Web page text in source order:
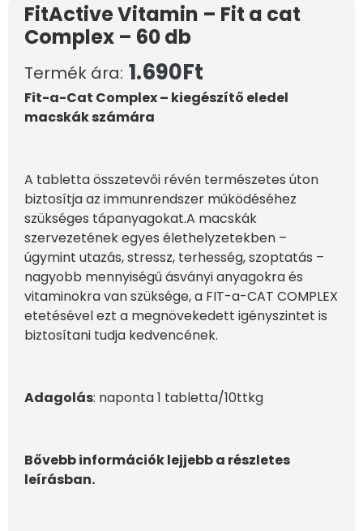
FitActive Vitamin – Fit a cat
Complex – 60 db
Termék ára: 1.690Ft
Fit-a-Cat Complex – kiegészítő eledel
macskák számára
A tabletta összetevői révén természetes úton
biztosítja az immunrendszer működéséhez
szükséges tápanyagokat.A macskák
szervezetének egyes élethelyzetekben –
úgymint utazás, stressz, terhesség, szoptatás –
nagyobb mennyiségű ásványi anyagokra és
vitaminokra van szüksége, a FIT-a-CAT COMPLEX
etetésével ezt a megnövekedett igényszintet is
biztosítani tudja kedvencének.
Adagolás: naponta 1 tabletta/10ttkg
Bővebb információk lejjebb a részletes
leírásban.